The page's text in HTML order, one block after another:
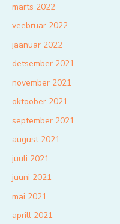
märts 2022
veebruar 2022
jaanuar 2022
detsember 2021
november 2021
oktoober 2021
september 2021
august 2021
juuli 2021
juuni 2021
mai 2021
aprill 2021